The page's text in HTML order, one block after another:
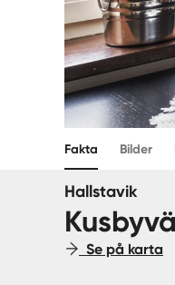
Fakta Bilder
Hallstavik
Se på karta